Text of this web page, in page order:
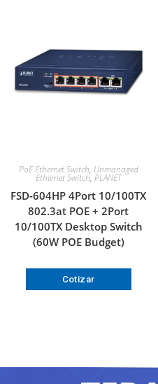
PoE Ethernet Switch, Unmanaged
Ethernet Switch, PLANET
FSD-604HP 4Port 10/100TX
802.3at POE + 2Port
10/100TX Desktop Switch
(60W POE Budget)
Cotizar